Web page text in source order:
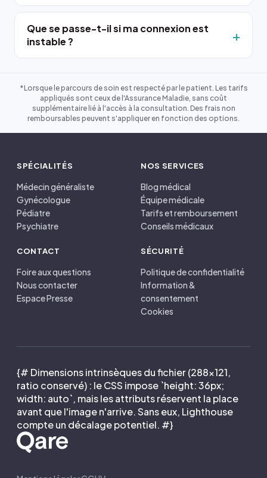
Que se passe-t-il si ma connexion est
instable ?
*Lorsque le parcours de soin est respecté par le patient. Les tarifs
appliqués sont ceux de l'Assurance Maladie, sans coût
supplémentaire lié à l'accès à la consultation. Des frais non
remboursables peuvent s'appliquer en fonction des options.
SPÉCIALITÉS
Médecin généraliste
Gynécologue
Pédiatre
Psychiatre
NOS SERVICES
Blog médical
Équipe médicale
Tarifs et remboursement
Conseils médicaux
CONTACT
Foire aux questions
Nous contacter
Espace Presse
SÉCURITÉ
Politique de confidentialité
Information &
consentement
Cookies
{# Dimensions intrinsèques du fichier (288×121,
ratio conservé) : le CSS impose `height: 36px;
width: auto`, mais les attributs réservent la place
avant que l'image n'arrive. Sans eux, Lighthouse
compte un décalage potentiel. #}